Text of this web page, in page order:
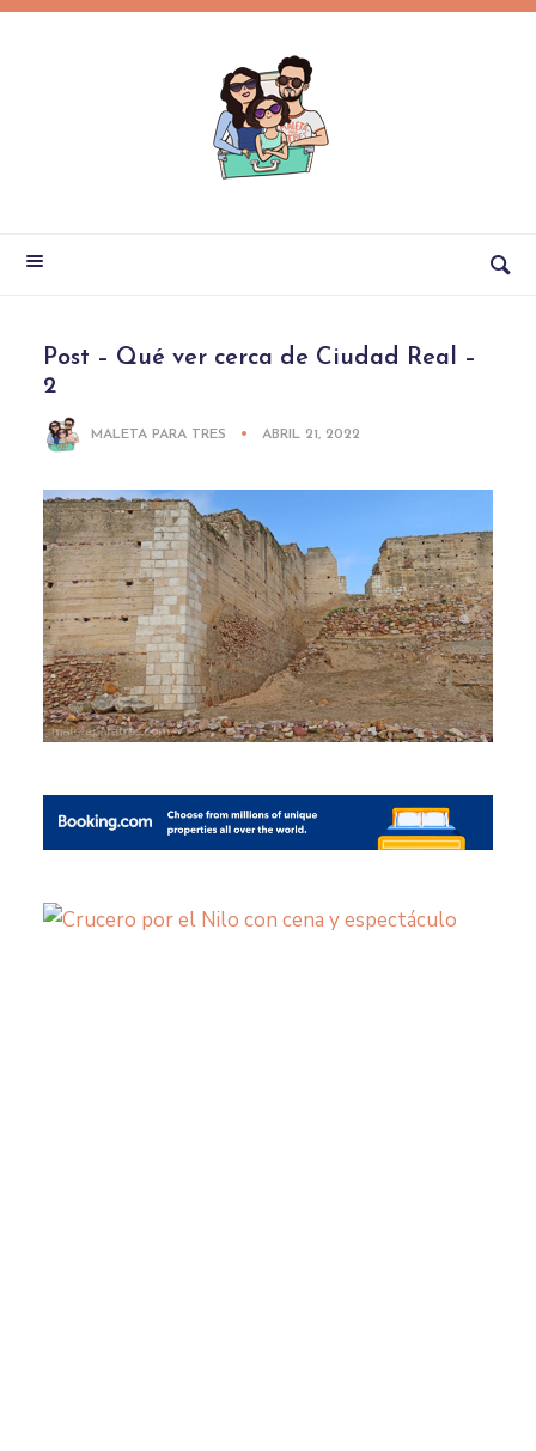
Post – Qué ver cerca de Ciudad Real –
2
MALETA PARA TRES ABRIL 21, 2022